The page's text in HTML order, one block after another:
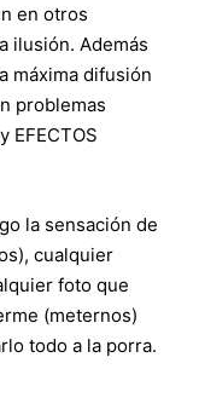
en otros
ilusión. Además
máxima difusión
problemas
EFECTOS
la sensación de
cualquier
foto que
(meternos)
todo a la porra.